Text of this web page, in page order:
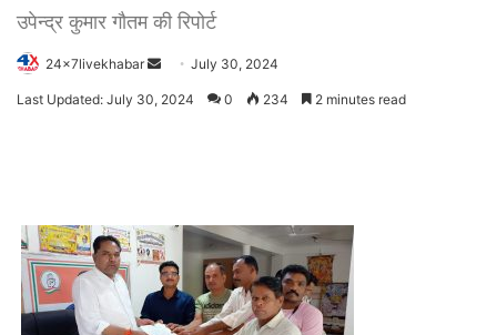
उपेन्द्र कुमार गौतम की रिपोर्ट
24x7livekhabar
SendJuly 30, 2024
Last Updated: July 30, 2024 0 234 2 minutes read